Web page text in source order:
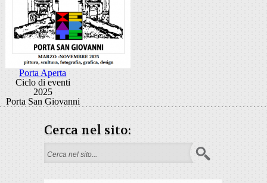
Porta Aperta
Ciclo di eventi
2025
Porta San Giovanni
Cerca nel sito:
Form di ricerca